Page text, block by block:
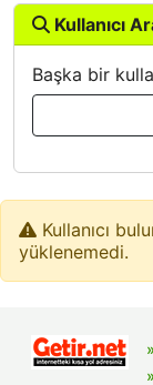
Kullanıcı
Başka bir
Kullanıcı
yüklenemedi.